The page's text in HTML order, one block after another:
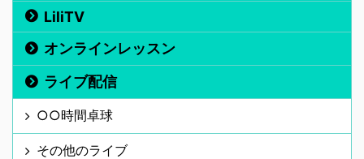
LiliTV
オンラインレッスン
ライブ配信
○○時間卓球
その他のライブ